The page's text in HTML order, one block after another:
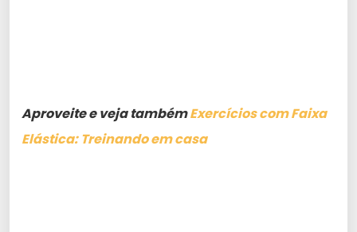
Aproveite e veja tambémExercícios com Faixa
Elástica: Treinando em casa